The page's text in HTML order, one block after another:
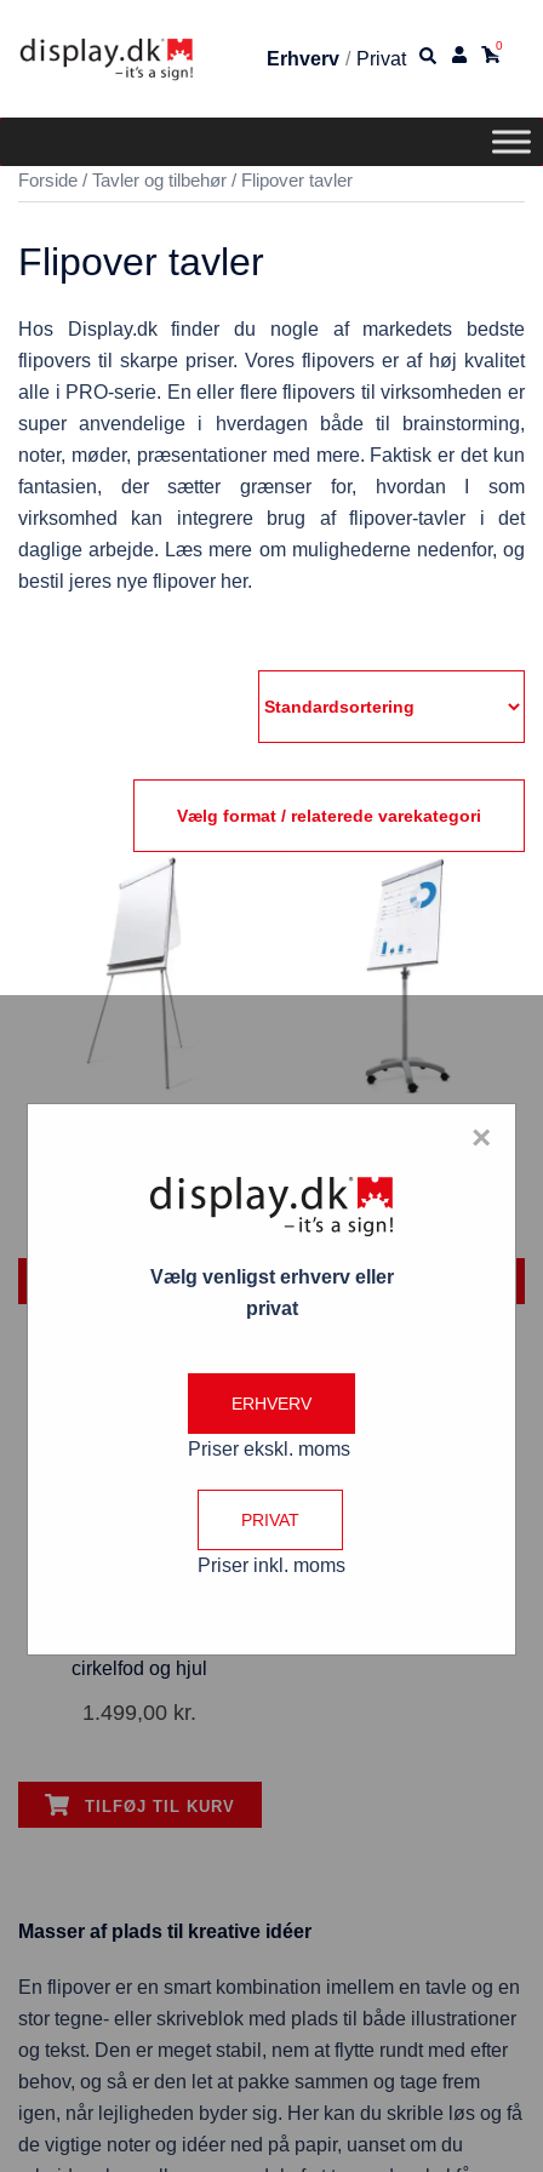
Erhverv / Privat
0
Forside / Tavler og tilbehør / Flipover tavler
Flipover tavler
Hos Display.dk finder du nogle af markedets bedste
flipovers til skarpe priser. Vores flipovers er af høj kvalitet
alle i PRO-serie. En eller flere flipovers til virksomheden er
super anvendelige i hverdagen både til brainstorming,
noter, møder, præsentationer med mere. Faktisk er det kun
fantasien, der sætter grænser for, hvordan I som
virksomhed kan integrere brug af flipover-tavler i det
daglige arbejde. Læs mere om mulighederne nedenfor, og
bestil jeres nye flipover her.
Vælg format / relaterede varekategori
988,00kr.
TILFØJ TIL KURV
stjernefod og hjul
1.449,00
TILFØJ TIL KURV
cirkelfod og hjul
1.499,00 kr.
TILFØJ TIL KURV
Masser af plads til kreative idéer
En flipover er en smart kombination imellem en tavle og en
stor tegne- eller skriveblok med plads til både illustrationer
og tekst. Den er meget stabil, nem at flytte rundt med efter
behov, og så er den let at pakke sammen og tage frem
igen, når lejligheden byder sig. Her kan du skrible løs og få
de vigtige noter og idéer ned på papir, uanset om du
Vælg venligst erhverv eller
privat
ERHVERV
Priser ekskl. moms
PRIVAT
Priser inkl. moms
×